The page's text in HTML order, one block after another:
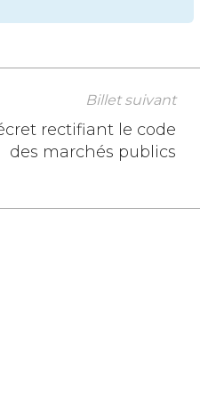
Billet suivant
rectifiant le code
des marchés publics